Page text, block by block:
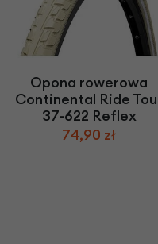
Opona rowerowa
Continental Ride
37-622 Reflex
74,90 zł